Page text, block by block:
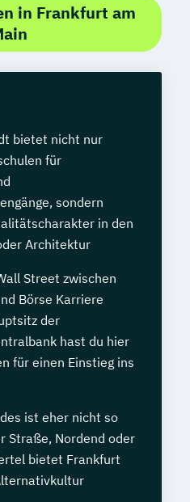
in Frankfurt am
bietet nicht nur
für
sondern
in den
Architektur
Street zwischen
Börse Karriere
der
hast du hier
für einen Einstieg ins
ist eher nicht so
Straße, Nordend oder
bietet Frankfurt